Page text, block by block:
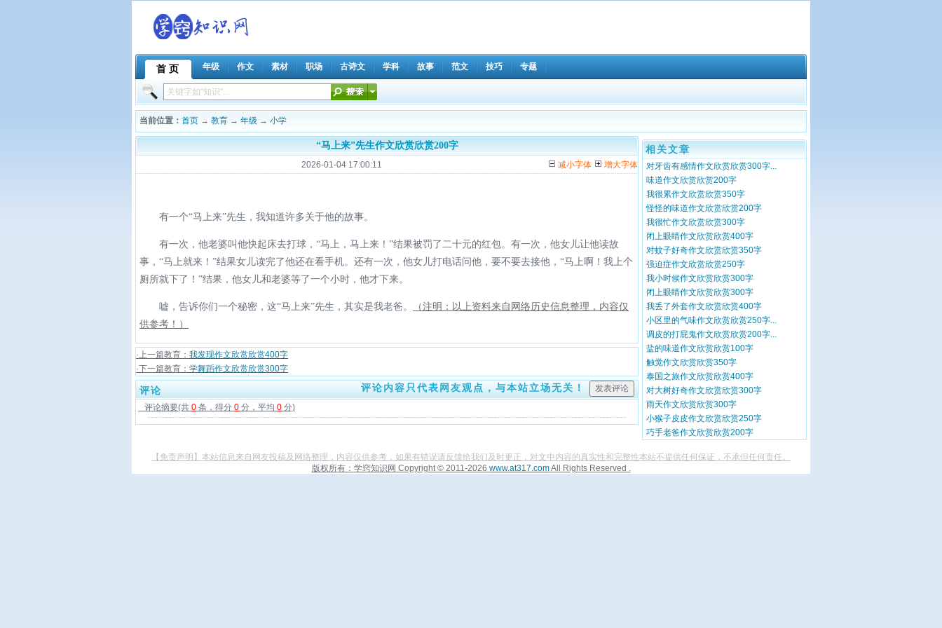
首 页 年级 作文 素材 职场 古诗文 学科 故事 范文 技巧 专题
当前位置： 首页 → 教育 → 年级 → 小学
“马上来”先生作文欣赏欣赏200字
减小字体 增大字体
2026-01-04 17:00:11
有一个“马上来”先生，我知道许多关于他的故事。
有一次，他老婆叫他快起床去打球，“马上，马上来！”结果被罚了二十元的红包。有一次，他女儿让他读故
事，“马上就来！”结果女儿读完了他还在看手机。还有一次，他女儿打电话问他，要不要去接他，“马上啊！我上个
厕所就下了！”结果，他女儿和老婆等了一个小时，他才下来。
嘘，告诉你们一个秘密，这“马上来”先生，其实是我老爸。
（注明：以上资料来自网络历史信息整理，内容仅
供参考！）
·上一篇教育： 我发现作文欣赏欣赏400字
·下一篇教育： 学舞蹈作文欣赏欣赏300字
评论 评论内容只代表网友观点，与本站立场无关！
评论摘要(共 0 条，得分 0 分，平均 0 分)
相关文章
对牙齿有感情作文欣赏欣赏300字...
味道作文欣赏欣赏200字
我很累作文欣赏欣赏350字
怪怪的味道作文欣赏欣赏200字
我很忙作文欣赏欣赏300字
闭上眼睛作文欣赏欣赏400字
对蚊子好奇作文欣赏欣赏350字
强迫症作文欣赏欣赏250字
我小时候作文欣赏欣赏300字
闭上眼睛作文欣赏欣赏300字
我丢了外套作文欣赏欣赏400字
小区里的气味作文欣赏欣赏250字...
调皮的打屁鬼作文欣赏欣赏200字...
盐的味道作文欣赏欣赏100字
触觉作文欣赏欣赏350字
泰国之旅作文欣赏欣赏400字
对大树好奇作文欣赏欣赏300字
雨天作文欣赏欣赏300字
小猴子皮皮作文欣赏欣赏250字
巧手老爸作文欣赏欣赏200字
【免责声明】本站信息来自网友投稿及网络整理，内容仅供参考，如果有错误请反馈给我们及时更正，对文中内容的真实性和完整性本站不提供任何保证，不承但任何责任。
版权所有： 学窍知识网 Copyright © 2011-2026 www.at317.comAll Rights Reserved .